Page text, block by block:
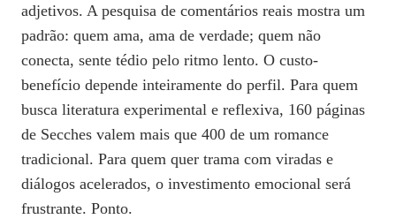
adjetivos. A pesquisa de comentários reais mostra um
padrão: quem ama, ama de verdade; quem não
conecta, sente tédio pelo ritmo lento. O custo-
benefício depende inteiramente do perfil. Para quem
busca literatura experimental e reflexiva, 160 páginas
de Secches valem mais que 400 de um romance
tradicional. Para quem quer trama com viradas e
diálogos acelerados, o investimento emocional será
frustrante. Ponto.